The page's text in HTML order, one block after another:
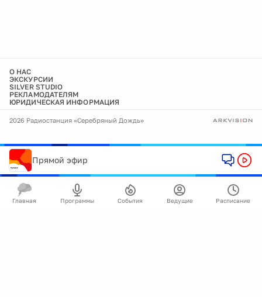
О НАС
ЭКСКУРСИИ
SILVER STUDIO
РЕКЛАМОДАТЕЛЯМ
ЮРИДИЧЕСКАЯ ИНФОРМАЦИЯ
2026 Радиостанция «Серебряный Дождь»
Прямой эфир
Главная Программы События Ведущие Расписание